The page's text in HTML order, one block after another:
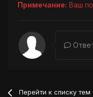
Примечание: Ваш
Перейти к списку тем